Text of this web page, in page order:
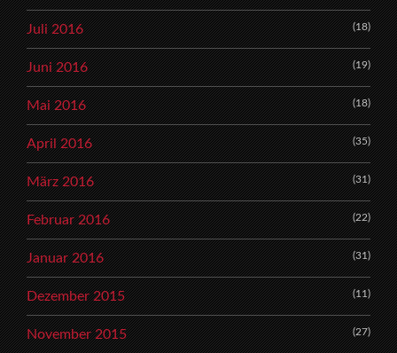
Juli 2016 (18)
Juni 2016 (19)
Mai 2016 (18)
April 2016 (35)
März 2016 (31)
Februar 2016 (22)
Januar 2016 (31)
Dezember 2015 (11)
November 2015 (27)